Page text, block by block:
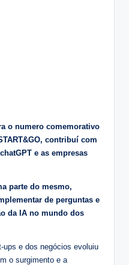
o numero comemorativo
contribuí com
e as empresas
parte do mesmo,
de perguntas e
da IA no mundo dos
ups e dos negócios evoluiu
o surgimento e a